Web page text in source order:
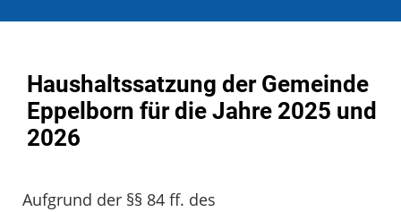
Haushaltssatzung der Gemeinde
Eppelborn für die Jahre 2025 und
2026
Aufgrund der §§ 84 ff. des